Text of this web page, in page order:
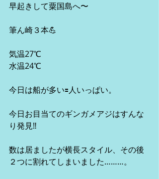
早起きして粟国島へ〜
筆ん崎３本💪
気温27℃
水温24℃
今日は船が多い🟰人いっぱい。
今日お目当てのギンガメアジはすんな
り発見‼️
数は居ましたが横長スタイル、その後
２つに割れてしまいました………。